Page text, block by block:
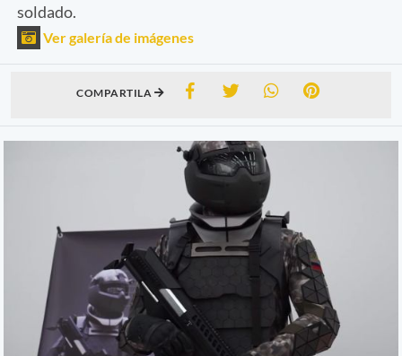
soldado.
Ver galería de imágenes
COMPARTILA